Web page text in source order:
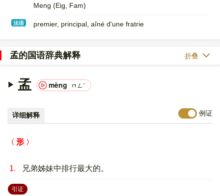
Meng (Eig, Fam)
法语 premier, principal, aîné d'une fratrie
孟的国语辞典解释 折叠
孟 mèng ㄇㄥˋ
详细解释 例证
形
1. 兄弟姊妹中排行最大的。
引证：